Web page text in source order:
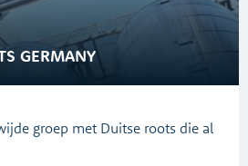
GERMANY
groep met Duitse roots die al